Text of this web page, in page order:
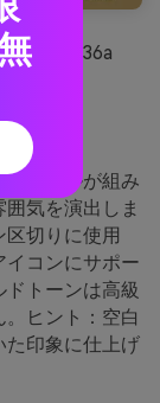
#c2a36a
ウト
トラルが組み
気を演出しま
切りに使用
イコンにサポー
ドトーンは高級
ヒント：空白
た印象に仕上げ